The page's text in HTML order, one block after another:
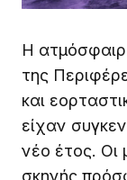
Η
της
και
είχαν
νέο έτος. Οι
σκηνής